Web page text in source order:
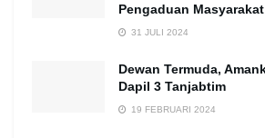
Pengaduan
31 JULI 2024
Dewan Termuda,
Dapil 3 Tanjabtim
19 FEBRUARI 2024